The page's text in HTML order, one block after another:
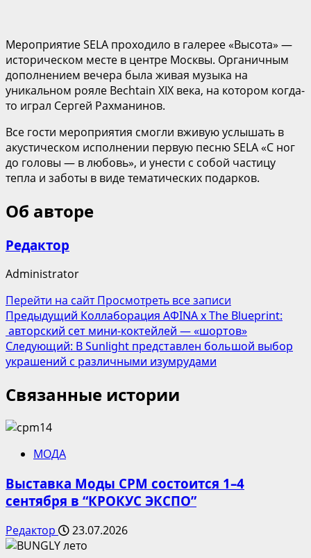
Мероприятие SELA проходило в галерее «Высота» —
историческом месте в центре Москвы. Органичным
дополнением вечера была живая музыка на
уникальном рояле Bechtain XIX века, на котором когда-
то играл Сергей Рахманинов.
Все гости мероприятия смогли вживую услышать в
акустическом исполнении первую песню SELA «С ног
до головы — в любовь», и унести с собой частицу
тепла и заботы в виде тематических подарков.
Об авторе
Редактор
Administrator
Перейти на сайтПросмотреть все записи
Навигация
записи
Предыдущий Коллаборация AФINA x The Blueprint:
авторский сет мини-коктейлей — «шортов»
Следующий: В Sunlight представлен большой выбор
украшений с различными изумрудами
Связанные истории
МОДА
Выставка Моды CPM состоится 1–4
сентября в “КРОКУС ЭКСПО”
Редактор 23.07.2026